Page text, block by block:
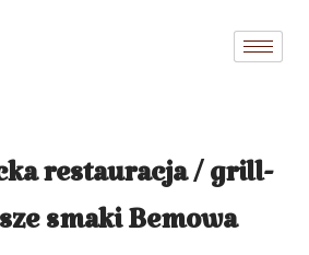
restauracja / grill-
smaki Bemowa